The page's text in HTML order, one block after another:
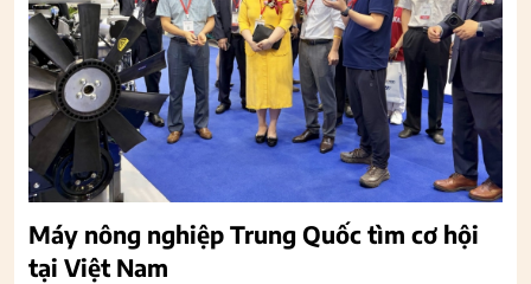
Máy nông nghiệp Trung Quốc tìm cơ hội
tại Việt Nam